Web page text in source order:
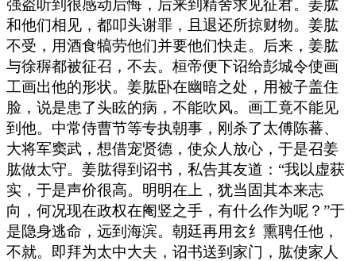
强盗听到很感动后悔，后来到精舍求见征君。姜肱
和他们相见，都叩头谢罪，且退还所掠财物。姜肱
不受，用酒食犒劳他们并要他们快走。后来，姜肱
与徐稺都被征召，不去。桓帝便下诏给彭城令使画
工画出他的形状。姜肱卧在幽暗之处，用被子盖住
脸，说是患了头眩的病，不能吹风。画工竟不能见
到他。中常侍曹节等专执朝事，刚杀了太傅陈蕃、
大将军窦武，想借宠贤德，使众人放心，于是召姜
肱做太守。姜肱得到诏书，私告其友道：“我以虚获
实，于是声价很高。明明在上，犹当固其本来志
向，何况现在政权在阉竖之手，有什么作为呢？”于
是隐身逃命，远到海滨。朝廷再用玄纟熏聘任他，
不就。即拜为太中大夫，诏书送到家门，肱使家人